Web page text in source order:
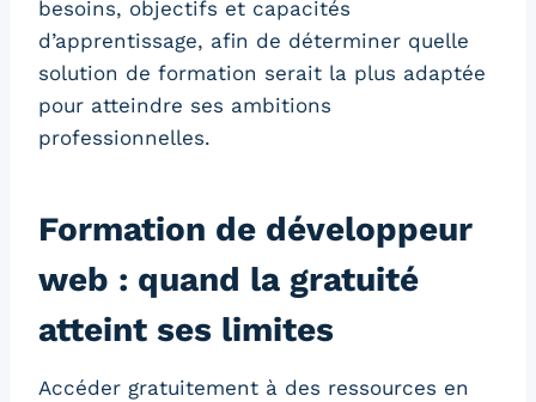
besoins, objectifs et capacités
d’apprentissage, afin de déterminer quelle
solution de formation serait la plus adaptée
pour atteindre ses ambitions
professionnelles.
Formation de développeur
web : quand la gratuité
atteint ses limites
Accéder gratuitement à des ressources en